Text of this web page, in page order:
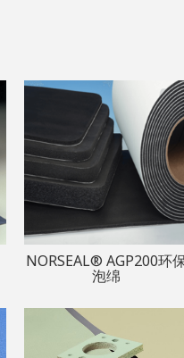
NORSEAL® AGP200环
泡绵